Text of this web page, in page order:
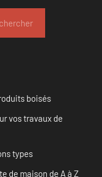
boisés
vos travaux de
types
de maison de A à Z